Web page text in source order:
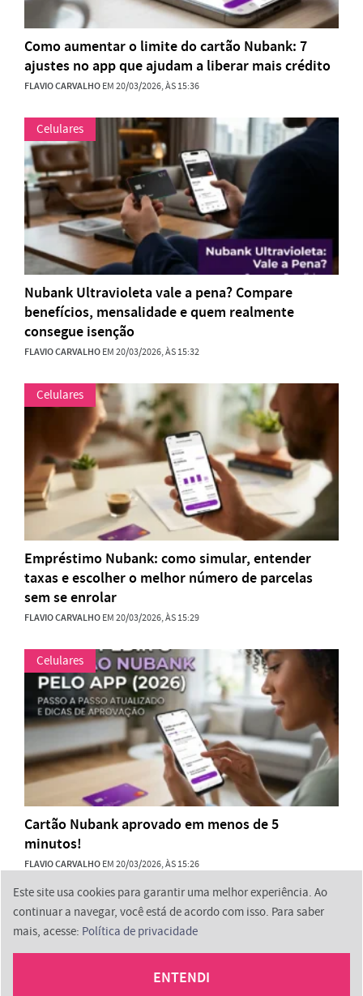
Como aumentar o limite do cartão Nubank: 7
ajustes no app que ajudam a liberar mais crédito
FLAVIO CARVALHOEM 20/03/2026, ÀS 15:36
Celulares
Nubank Ultravioleta vale a pena? Compare
benefícios, mensalidade e quem realmente
consegue isenção
FLAVIO CARVALHOEM 20/03/2026, ÀS 15:32
Celulares
Empréstimo Nubank: como simular, entender
taxas e escolher o melhor número de parcelas
sem se enrolar
FLAVIO CARVALHOEM 20/03/2026, ÀS 15:29
Celulares
Cartão Nubank aprovado em menos de 5
minutos!
FLAVIO CARVALHOEM 20/03/2026, ÀS 15:26
2026 © ProminpTech
Este site usa cookies para garantir uma melhor experiência. Ao
continuar a navegar, você está de acordo com isso. Para saber
mais, acesse: Política de privacidade
ENTENDI